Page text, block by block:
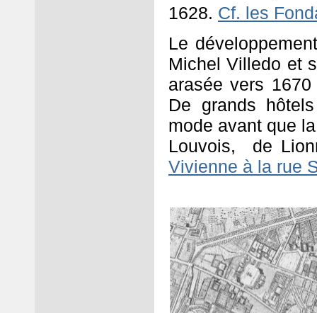
1628. Cf. les
Le
Michel Villedo et
arasée vers
De grands
mode avant que
Louvois,
de
Vivienne à la rue